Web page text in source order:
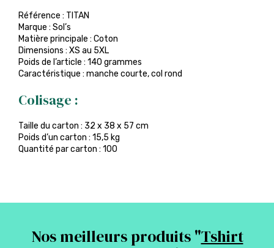
Référence : TITAN
Marque : Sol’s
Matière principale : Coton
Dimensions : XS au 5XL
Poids de l’article : 140 grammes
Caractéristique : manche courte, col rond
Colisage :
Taille du carton : 32 x 38 x 57 cm
Poids d’un carton : 15,5 kg
Quantité par carton : 100
Nos meilleurs produits "Tshirt